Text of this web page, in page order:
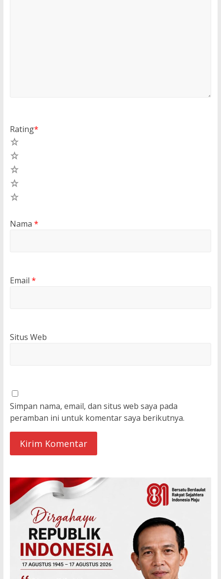
Rating*
Nama *
Email *
Situs Web
Simpan nama, email, dan situs web saya pada
peramban ini untuk komentar saya berikutnya.